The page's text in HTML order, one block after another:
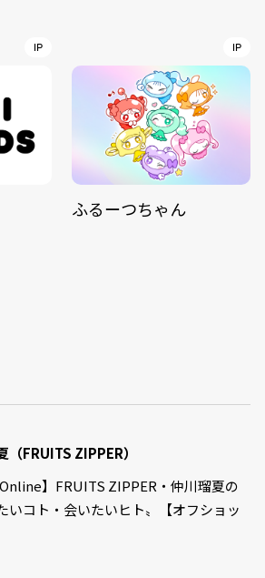
IP IP
ふるーつちゃん
（FRUITS ZIPPER）
Online】FRUITS ZIPPER・仲川瑠夏の
いコト・会いたいヒト〟【オフショッ